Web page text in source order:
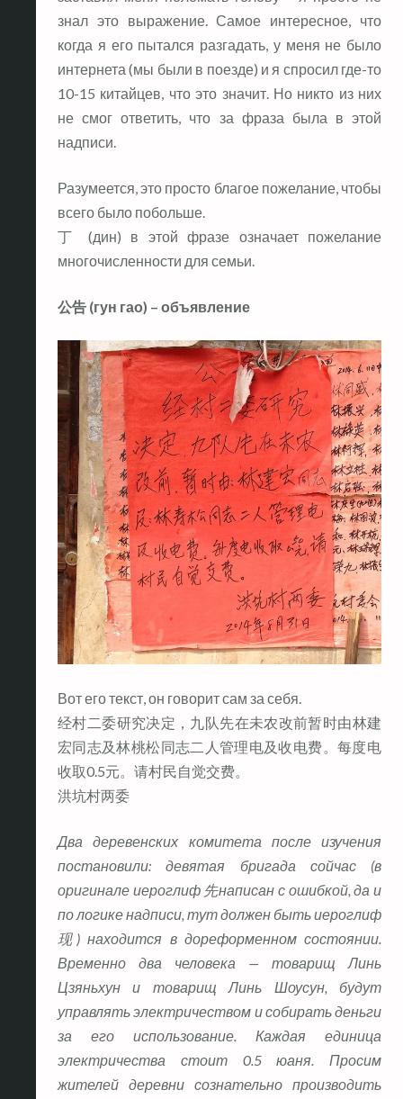
знал это выражение. Самое интересное, что
когда я его пытался разгадать, у меня не было
интернета (мы были в поезде) и я спросил где-то
10-15 китайцев, что это значит. Но никто из них
не смог ответить, что за фраза была в этой
надписи.
Разумеется, это просто благое пожелание, чтобы
всего было побольше.
丁 (дин) в этой фразе означает пожелание
многочисленности для семьи.
公告 (гун гао) – объявление
Вот его текст, он говорит сам за себя.
经村二委研究决定，九队先在未农改前暂时由林建
宏同志及林桃松同志二人管理电及收电费。每度电
收取0.5元。请村民自觉交费。
洪坑村两委
Два деревенских комитета после изучения
постановили: девятая бригада сойчас (в
оригинале иероглиф 先написан с ошибкой, да и
по логике надписи, тут должен быть иероглиф
现) находится в дореформенном состоянии.
Временно два человека — товарищ Линь
Цзяньхун и товарищ Линь Шоусун, будут
управлять электричеством и собирать деньги
за его использование. Каждая единица
электричества стоит 0.5 юаня. Просим
жителей деревни сознательно производить